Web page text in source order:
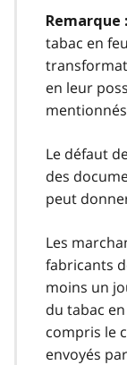
Remarque :
tabac en
en leur
Le défaut
des
peut
Les
fabricants
moins un
du tabac
compris le
envoyés